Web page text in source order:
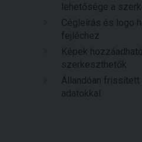
lehetősége a
Cégleírás és logo
fejléchez
Képek
szerkeszthetők
Állandóan frissített
adatokkal